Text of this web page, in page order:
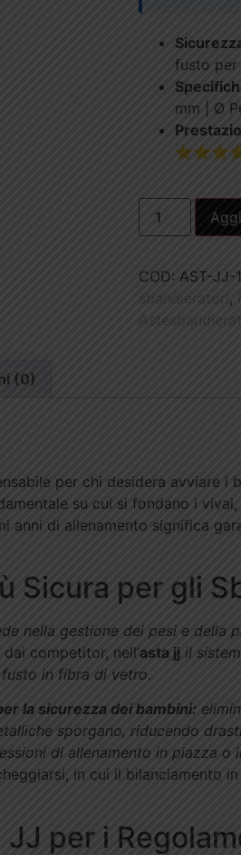
fusto per
mm | Ø
COD: AST-JJ-
sbandieratori ,
(0)
per chi desidera avviare i
su cui si fondano i
anni di allenamento significa
Sicura per gli
nella gestione dei pesi e della
competitor, nell’asta jj il
fusto in fibra di vetro.
la sicurezza dei bambini:
sporgano, riducendo
di allenamento in piazza o
in cui il bilanciamento
per i